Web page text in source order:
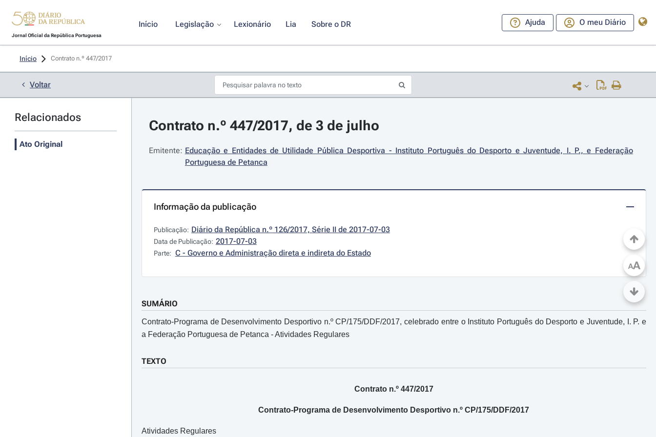
Jornal Oficial da República Portuguesa
Início Legislação Lexionário Lia Sobre o DR Ajuda O meu Diário
Início Contrato n.º 447/2017
Voltar
Relacionados
Ato Original
Contrato n.º 447/2017, de 3 de julho
Emitente: Educação e Entidades de Utilidade Pública Desportiva - Instituto Português do Desporto e Juventude, I. P., e Federação
Portuguesa de Petanca
Informação da publicação
Publicação: Diário da República n.º 126/2017, Série II de 2017-07-03
Data de Publicação: 2017-07-03
Parte: C - Governo e Administração direta e indireta do Estado
SUMÁRIO
Contrato-Programa de Desenvolvimento Desportivo n.º CP/175/DDF/2017, celebrado entre o Instituto Português do Desporto e Juventude, I. P. e
a Federação Portuguesa de Petanca - Atividades Regulares
TEXTO
Contrato n.º 447/2017
Contrato-Programa de Desenvolvimento Desportivo n.º CP/175/DDF/2017
Atividades Regulares
AA